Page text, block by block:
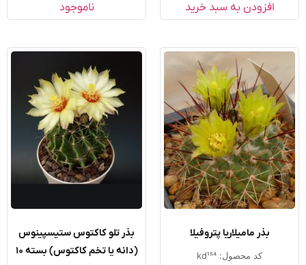
سبد خرید
پتروفیلا
بذر تلو کاکتوس ستیسپینوس
(دانه یا تخم کاکتوس) بسته ۱۰